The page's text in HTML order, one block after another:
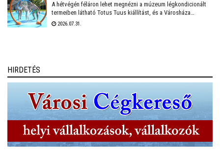
A hétvégén féláron lehet megnézni a múzeum légkondicionált
termeiben látható Totus Tuus kiállítást, és a Városháza
temperált Díszterme is megnyílik hétfőn-kedden, ahol pedig
2026.07.31.
HIRDETÉS